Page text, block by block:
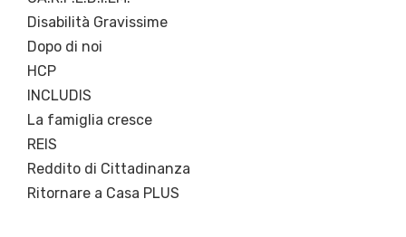
Disabilità Gravissime
Dopo di noi
HCP
INCLUDIS
La famiglia cresce
REIS
Reddito di Cittadinanza
Ritornare a Casa PLUS